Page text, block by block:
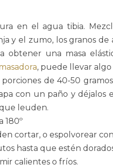
en el agua tibia.
y el zumo, los granos de
obtener una masa
, puede llevar algo
porciones de 40-50
con un paño y
leuden.
180º
cortar, o espolvorear
hasta que estén
calientes o fríos.